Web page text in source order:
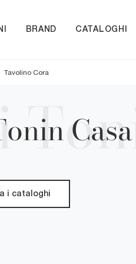
BRAND CATALOGHI
Tavolino Cora
Casa
i cataloghi